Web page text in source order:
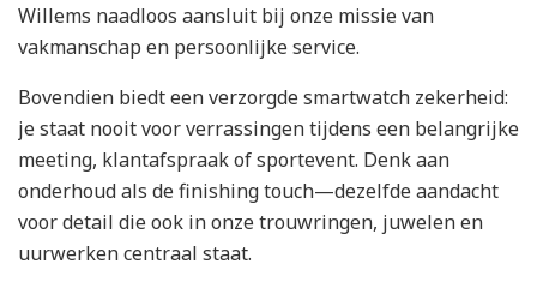
Willems naadloos aansluit bij onze missie van
vakmanschap en persoonlijke service.
Bovendien biedt een verzorgde smartwatch zekerheid:
je staat nooit voor verrassingen tijdens een belangrijke
meeting, klantafspraak of sportevent. Denk aan
onderhoud als de finishing touch—dezelfde aandacht
voor detail die ook in onze trouwringen, juwelen en
uurwerken centraal staat.